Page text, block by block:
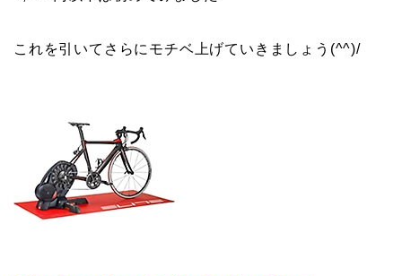
これを引いてさらにモチベ上げていきましょう(^^)/